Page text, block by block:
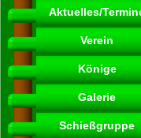
Aktuelles/
Verein
Könige
Galerie
Schießgruppe